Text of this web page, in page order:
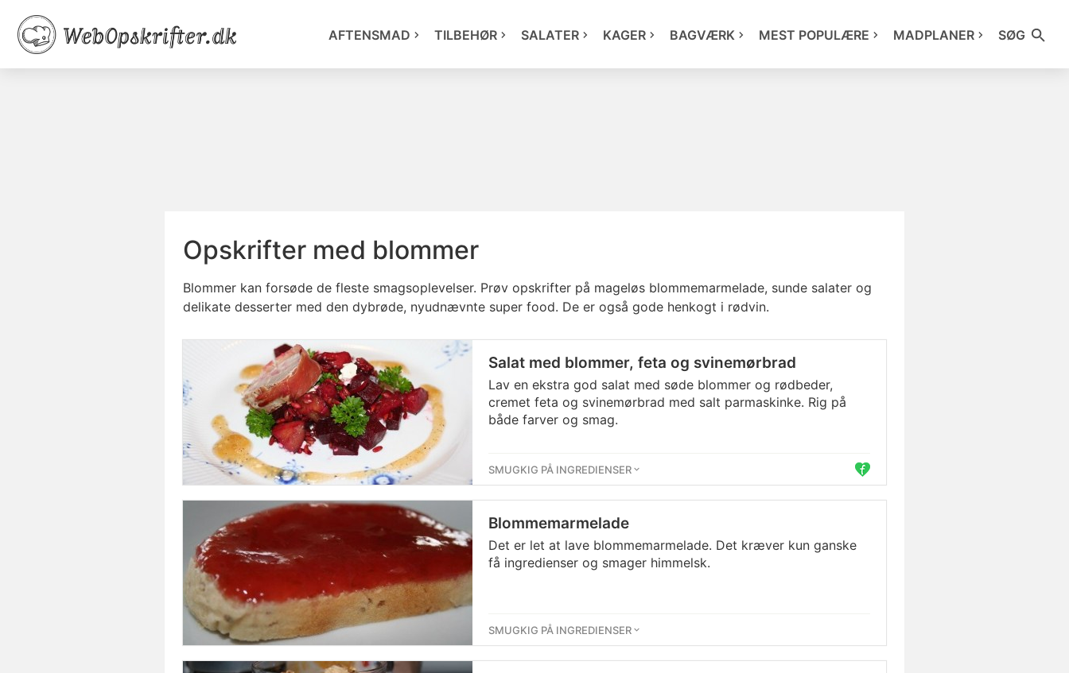
AFTENSMAD TILBEHØR SALATER KAGER BAGVÆRK MEST POPULÆRE MADPLANER SØG
Opskrifter med blommer
Blommer kan forsøde de fleste smagsoplevelser. Prøv opskrifter på mageløs blommemarmelade, sunde salater og
delikate desserter med den dybrøde, nyudnævnte super food. De er også gode henkogt i rødvin.
Salat med blommer, feta og svinemørbrad
Lav en ekstra god salat med søde blommer og rødbeder,
cremet feta og svinemørbrad med salt parmaskinke. Rig på
både farver og smag.
SMUGKIG PÅ INGREDIENSER
Blommemarmelade
Det er let at lave blommemarmelade. Det kræver kun ganske
få ingredienser og smager himmelsk.
SMUGKIG PÅ INGREDIENSER